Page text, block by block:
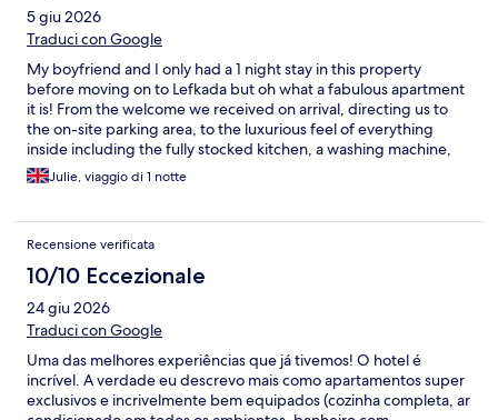
5 giu 2026
Traduci con Google
My boyfriend and I only had a 1 night stay in this property
before moving on to Lefkada but oh what a fabulous apartment
it is! From the welcome we received on arrival, directing us to
the on-site parking area, to the luxurious feel of everything
inside including the fully stocked kitchen, a washing machine,
the huge balcony looking down to the sea at Parga harbour and
the breakfast delivered to the apartment the next morning.
machine and pods…a welcome addition. My boyfriend had
been concerned that the property would be too far from Parga
town however it was literally no more than a 12 minute walk
down the hill. Admittedly we got a taxi back up the hill later that
evening for just €7. Would highly recommend this property and
reasonably priced.
Julie, viaggio di 1 notte
Recensione verificata
10/10 Eccezionale
24 giu 2026
Traduci con Google
Uma das melhores experiências que já tivemos! O hotel é
incrível. A verdade eu descrevo mais como apartamentos super
exclusivos e incrivelmente bem equipados (cozinha completa, ar